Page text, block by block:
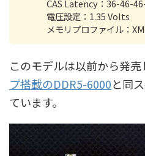
CAS Latency：36-46-
電圧設定：1.35 Volts
メモリプロファイル：
このモデルは以前から発売
プ搭載のDDR5-6000と同
ています。